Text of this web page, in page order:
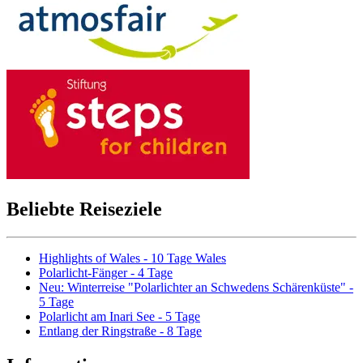
Beliebte Reiseziele
Highlights of Wales - 10 Tage Wales
Polarlicht-Fänger - 4 Tage
Neu: Winterreise "Polarlichter an Schwedens Schärenküste" -
5 Tage
Polarlicht am Inari See - 5 Tage
Entlang der Ringstraße - 8 Tage